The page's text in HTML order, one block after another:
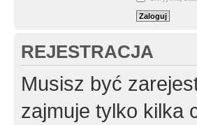
REJESTRACJA
Musisz być
zajmuje tylko kilka